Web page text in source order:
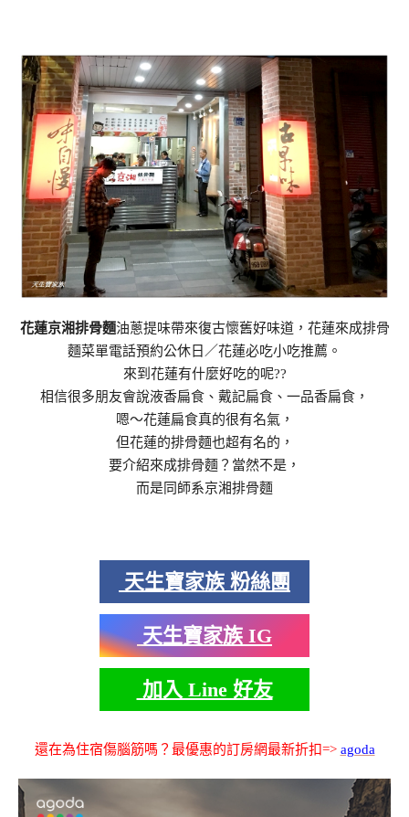
花蓮京湘排骨麵油蔥提味帶來復古懷舊好味道，花蓮來成排骨
麵菜單電話預約公休日／花蓮必吃小吃推薦。
來到花蓮有什麼好吃的呢??
相信很多朋友會說液香扁食、戴記扁食、一品香扁食，
嗯～花蓮扁食真的很有名氣，
但花蓮的排骨麵也超有名的，
要介紹來成排骨麵？當然不是，
而是同師系京湘排骨麵
天生寶家族 粉絲團
天生寶家族 IG
加入 Line 好友
還在為住宿傷腦筋嗎？最優惠的訂房網最新折扣=> agoda